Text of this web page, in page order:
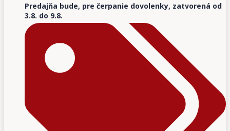
Predajňa bude, pre čerpanie dovolenky, zatvorená od
3.8. do 9.8.